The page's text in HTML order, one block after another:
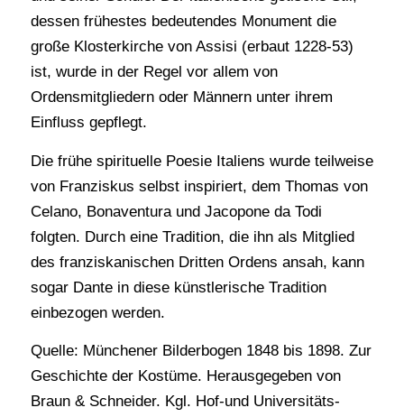
dessen frühestes bedeutendes Monument die
große Klosterkirche von Assisi (erbaut 1228-53)
ist, wurde in der Regel vor allem von
Ordensmitgliedern oder Männern unter ihrem
Einfluss gepflegt.
Die frühe spirituelle Poesie Italiens wurde teilweise
von Franziskus selbst inspiriert, dem Thomas von
Celano, Bonaventura und Jacopone da Todi
folgten. Durch eine Tradition, die ihn als Mitglied
des franziskanischen Dritten Ordens ansah, kann
sogar Dante in diese künstlerische Tradition
einbezogen werden.
Quelle: Münchener Bilderbogen 1848 bis 1898. Zur
Geschichte der Kostüme. Herausgegeben von
Braun & Schneider. Kgl. Hof-und Universitäts-